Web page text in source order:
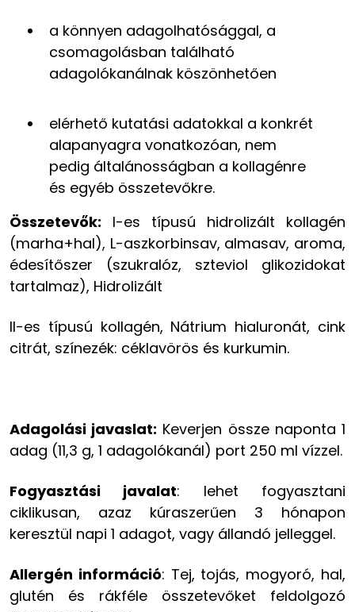
a könnyen adagolhatósággal, a
csomagolásban található
adagolókanálnak köszönhetően
elérhető kutatási adatokkal a konkrét
alapanyagra vonatkozóan, nem
pedig általánosságban a kollagénre
és egyéb összetevőkre.
Összetevők: I-es típusú hidrolizált kollagén
(marha+hal), L-aszkorbinsav, almasav, aroma,
édesítőszer (szukralóz, szteviol glikozidokat
tartalmaz), Hidrolizált
II-es típusú kollagén, Nátrium hialuronát, cink
citrát, színezék: céklavörös és kurkumin.
Adagolási javaslat: Keverjen össze naponta 1
adag (11,3 g, 1 adagolókanál) port 250 ml vízzel.
Fogyasztási javalat: lehet fogyasztani
ciklikusan, azaz kúraszerűen 3 hónapon
keresztül napi 1 adagot, vagy állandó jelleggel.
Allergén információ: Tej, tojás, mogyoró, hal,
glutén és rákféle összetevőket feldolgozó